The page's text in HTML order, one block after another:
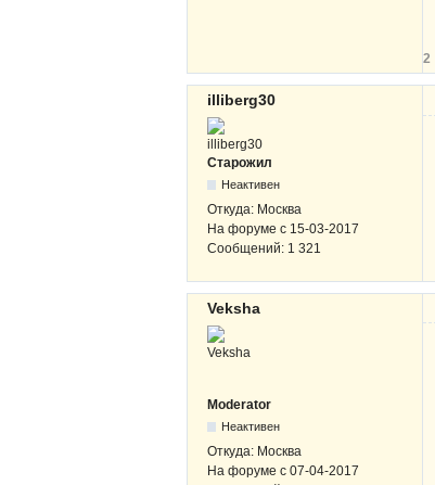
2
illiberg30
Старожил
Неактивен
Откуда: Москва
На форуме с 15-03-2017
Сообщений: 1 321
Veksha
Moderator
Неактивен
Откуда: Москва
На форуме с 07-04-2017